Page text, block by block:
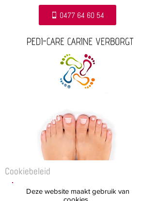
0477 64 60 54
PRIVACYBELEID
Cookiebeleid
Deze website maakt gebruik van
cookies.